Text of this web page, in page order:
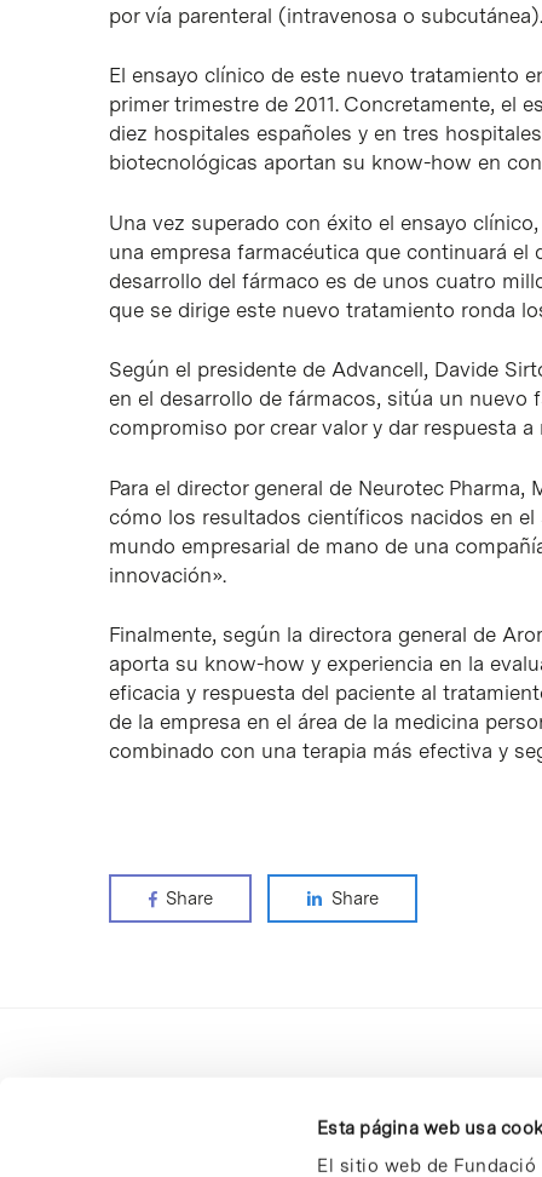
Esta página web usa
El sitio web de
por vía parenteral (intravenosa o subcutánea).
El ensayo clínico de este nuevo tratamiento
primer trimestre de 2011. Concretamente, el
diez hospitales españoles y en tres
biotecnológicas aportan su know-how en
Una vez superado con éxito el ensayo
una empresa farmacéutica que continuará
desarrollo del fármaco es de unos cuatro
que se dirige este nuevo tratamiento ronda
Según el presidente de Advancell, Davide
en el desarrollo de fármacos, sitúa un nuevo
compromiso por crear valor y dar respuesta
Para el director general de Neurotec
cómo los resultados científicos nacidos en
mundo empresarial de mano de una
innovación».
Finalmente, según la directora general de
aporta su know-how y experiencia en la
eficacia y respuesta del paciente al
de la empresa en el área de la medicina
combinado con una terapia más efectiva y
Share Share